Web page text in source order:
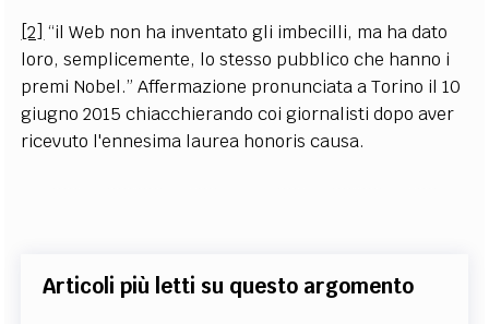
[2] “il Web non ha inventato gli imbecilli, ma ha dato
loro, semplicemente, lo stesso pubblico che hanno i
premi Nobel.” Affermazione pronunciata a Torino il 10
giugno 2015 chiacchierando coi giornalisti dopo aver
ricevuto l'ennesima laurea honoris causa.
Articoli più letti su questo argomento